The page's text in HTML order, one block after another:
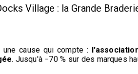
Village : la Grande
cause qui compte :
. Jusqu'à −70 % sur des marques